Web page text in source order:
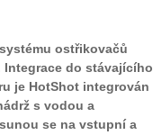
ostřikovačů
do stávajícího
je HotShot integrován
s vodou a
se na vstupní a